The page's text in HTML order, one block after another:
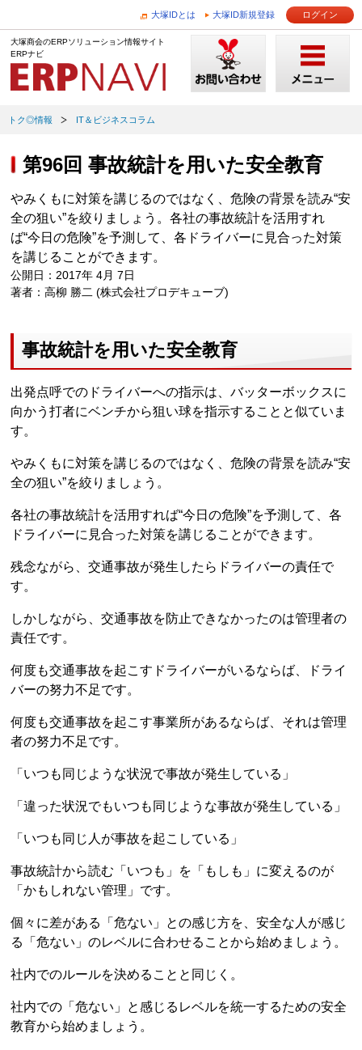
大塚IDとは 大塚ID新規登録 ログイン
大塚商会のERPソリューション情報サイト
ERPナビ
トク◎情報 IT＆ビジネスコラム
第96回 事故統計を用いた安全教育
やみくもに対策を講じるのではなく、危険の背景を読み“安
全の狙い”を絞りましょう。各社の事故統計を活用すれ
ば“今日の危険”を予測して、各ドライバーに見合った対策
を講じることができます。
公開日：2017年 4月 7日
著者：高柳 勝二 (株式会社プロデキューブ)
事故統計を用いた安全教育
出発点呼でのドライバーへの指示は、バッターボックスに
向かう打者にベンチから狙い球を指示することと似ていま
す。
やみくもに対策を講じるのではなく、危険の背景を読み“安
全の狙い”を絞りましょう。
各社の事故統計を活用すれば“今日の危険”を予測して、各
ドライバーに見合った対策を講じることができます。
残念ながら、交通事故が発生したらドライバーの責任で
す。
しかしながら、交通事故を防止できなかったのは管理者の
責任です。
何度も交通事故を起こすドライバーがいるならば、ドライ
バーの努力不足です。
何度も交通事故を起こす事業所があるならば、それは管理
者の努力不足です。
「いつも同じような状況で事故が発生している」
「違った状況でもいつも同じような事故が発生している」
「いつも同じ人が事故を起こしている」
事故統計から読む「いつも」を「もしも」に変えるのが
「かもしれない管理」です。
個々に差がある「危ない」との感じ方を、安全な人が感じ
る「危ない」のレベルに合わせることから始めましょう。
社内でのルールを決めることと同じく。
社内での「危ない」と感じるレベルを統一するための安全
教育から始めましょう。